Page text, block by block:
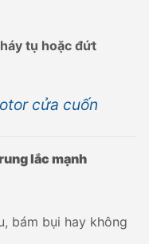
tụ hoặc đứt
cửa cuốn
lắc mạnh
bám bụi hay không